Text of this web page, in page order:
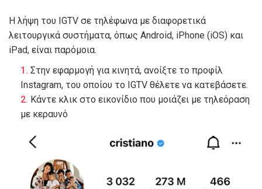
Η λήψη του IGTV σε τηλέφωνα με διαφορετικά
λειτουργικά συστήματα, όπως Android, iPhone (iOS) και
iPad, είναι παρόμοια.
Στην εφαρμογή για κινητά, ανοίξτε το προφίλ
Instagram, του οποίου το IGTV θέλετε να κατεβάσετε.
Κάντε κλικ στο εικονίδιο που μοιάζει με τηλεόραση
με κεραυνό